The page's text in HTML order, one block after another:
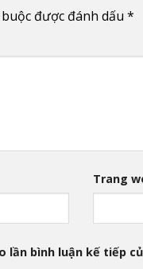
được đánh dấu *
Trang
lần bình luận kế tiếp